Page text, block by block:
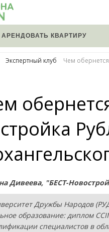
АРЕНДОВАТЬ КВАРТИРУ
Экспертный клуб Чем
Дивеева, "БЕСТ-
Дружбы Народов
образование: диплом
специалистов в